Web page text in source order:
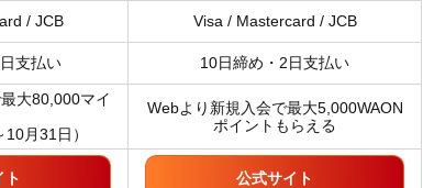
/ JCB Visa / Mastercard / JCB
支払い 10日締め・2日支払い
大80,000マイ
月31日）
Webより新規入会で最大5,000WAON
ポイントもらえる
ト 公式サイト